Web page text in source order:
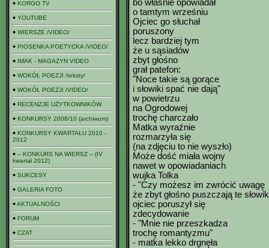
KORGO TV
YOUTUBE
WIERSZE /VIDEO/
PIOSENKA POETYCKA /VIDEO/
IMAK - MAGAZYN VIDEO
WOKÓŁ POEZJI /teksty/
WOKÓŁ POEZJI /VIDEO/
RECENZJE UŻYTKOWNIKÓW
KONKURSY 2008/10 (archiwum)
KONKURSY KWARTAŁU 2010 -
2012
-- KONKURS NA WIERSZ -- (IV
kwartał 2012)
SUKCESY
GALERIA FOTO
AKTUALNOŚCI
FORUM
CZAT
bo właśnie opowiadał
o tamtym wrześniu
Ojciec go słuchał
poruszony
lecz bardziej tym
że u sąsiadów
zbyt głośno
grał patefon:
"Noce takie są gorące
i słowiki spać nie dają"
w powietrzu
na Ogrodowej
trochę charczało
Matka wyraźnie
rozmarzyła się
(na zdjęciu to nie wyszło)
Może dość miała wojny
nawet w opowiadaniach
wujka Tolka
- "Czy możesz im zwrócić uwagę
że zbyt głośno puszczają te
ojciec poruszył się
zdecydowanie
- "Mnie nie przeszkadza
trochę romantyzmu"
- matka lekko drgnęła